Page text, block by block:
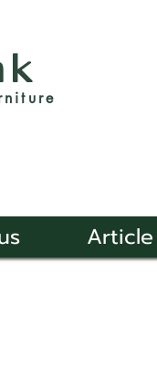
Article